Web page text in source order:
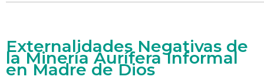
Externalidades Negativas de
la Minería Aurífera Informal
en Madre de Dios